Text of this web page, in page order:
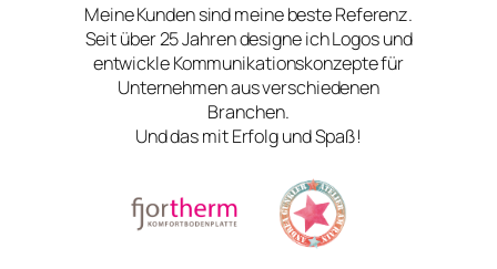
Meine Kunden sind meine beste Referenz.
Seit über 25 Jahren designe ich Logos und
entwickle Kommunikationskonzepte für
Unternehmen aus verschiedenen
Branchen.
Und das mit Erfolg und Spaß!